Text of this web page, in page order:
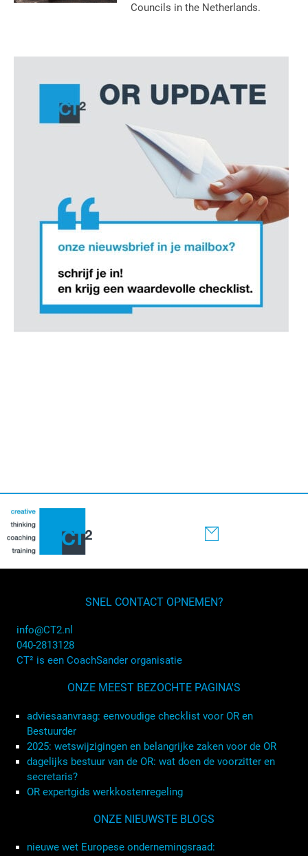
Councils in the Netherlands.
Sidebar
SNEL CONTACT OPNEMEN?
info@CT2.nl
040-2813128
CT² is een CoachSander organisatie
ONZE MEEST BEZOCHTE PAGINA'S
adviesaanvraag: eenvoudige checklist voor OR en
Bestuurder
2025: wetswijzigingen en belangrijke zaken voor de OR
dagelijks bestuur van de OR: wat doen de voorzitter en
secretaris?
OR expertgids werkkostenregeling
ONZE NIEUWSTE BLOGS
nieuwe wet Europese ondernemingsraad: